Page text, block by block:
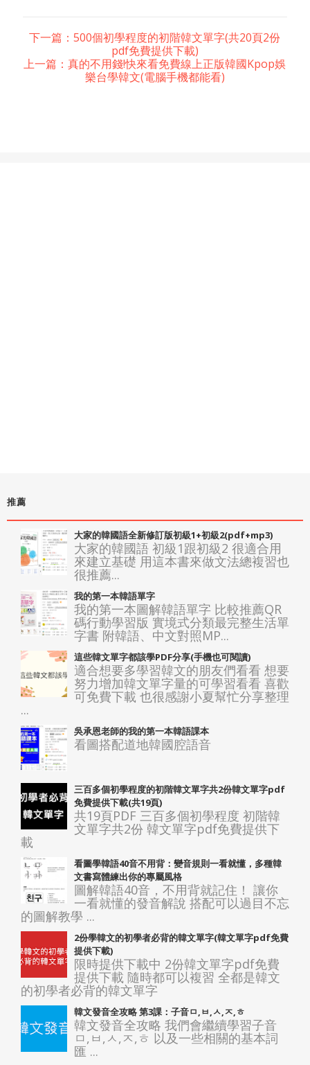
下一篇：500個初學程度的初階韓文單字(共20頁2份
pdf免費提供下載)
上一篇：真的不用錢!快來看免費線上正版韓國Kpop娛
樂台學韓文(電腦手機都能看)
推薦
大家的韓國語全新修訂版初級1+初級2(pdf+mp3)
大家的韓國語 初級1跟初級2 很適合用
來建立基礎 用這本書來做文法總複習也
很推薦...
我的第一本韓語單字
我的第一本圖解韓語單字 比較推薦QR
碼行動學習版 實境式分類最完整生活單
字書 附韓語、中文對照MP...
這些韓文單字都該學PDF分享(手機也可閱讀)
適合想要多學習韓文的朋友們看看 想要
努力增加韓文單字量的可學習看看 喜歡
可免費下載 也很感謝小夏幫忙分享整理
...
吳承恩老師的我的第一本韓語課本
看圖搭配道地韓國腔語音
三百多個初學程度的初階韓文單字共2份韓文單字pdf
免費提供下載(共19頁)
共19頁PDF 三百多個初學程度 初階韓
文單字共2份 韓文單字pdf免費提供下
載
看圖學韓語40音不用背：變音規則一看就懂，多種韓
文書寫體練出你的專屬風格
圖解韓語40音，不用背就記住！ 讓你
一看就懂的發音解說 搭配可以過目不忘
的圖解教學 ...
2份學韓文的初學者必背的韓文單字(韓文單字pdf免費
提供下載)
限時提供下載中 2份韓文單字pdf免費
提供下載 隨時都可以複習 全都是韓文
的初學者必背的韓文單字
韓文發音全攻略 第3課：子音ㅁ,ㅂ,ㅅ,ㅈ,ㅎ
韓文發音全攻略 我們會繼續學習子音
ㅁ,ㅂ,ㅅ,ㅈ,ㅎ 以及一些相關的基本詞
匯 ...